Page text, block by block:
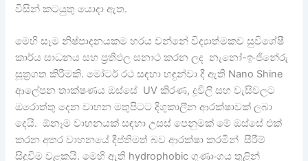
විසින් කටයුතු යොදා ඇත.
මෙහි සෑම නිෂ්පාදනයකම හරය වන්නේ විද්‍යාත්මකව සුවිශේෂී
කාර්ය සාධනය සහ ප්‍රතිඵල සනාථ කරන ලද නැනෝ-ඉංජිනේරු
සූත්‍රගත කිරීමකි. මෝටර් රථ සඳහා හඳුන්වා දී ඇති Nano Shine
ආලේපන තාක්ෂණය ඔස්සේ UV කිරණ, දූවිලි සහ වැසිවලට
ඔරොත්තු දෙන වාහන මතුපිටට දිගුකාලීන ආරක්ෂාවක් ලබා
දෙයි. ඕනෑම වාහනයක් සඳහා උසස් පෙනුමක් මේ ඔස්සේ එක්
කරන අතර වාහනයේ දීප්තිමත් බව ආරක්ෂා කරමින් සීරීම්
සිදුවීම වළකයි. මෙහි ඇති hydrophobic ගුණාංගය තුළින්